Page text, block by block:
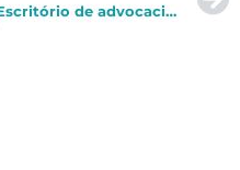
Escritório de advocacia das celebridades sofre ataque hacker e documentos sensíveis são sequestrados